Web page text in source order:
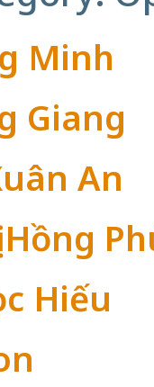
Minh
Giang
An
Hiếu